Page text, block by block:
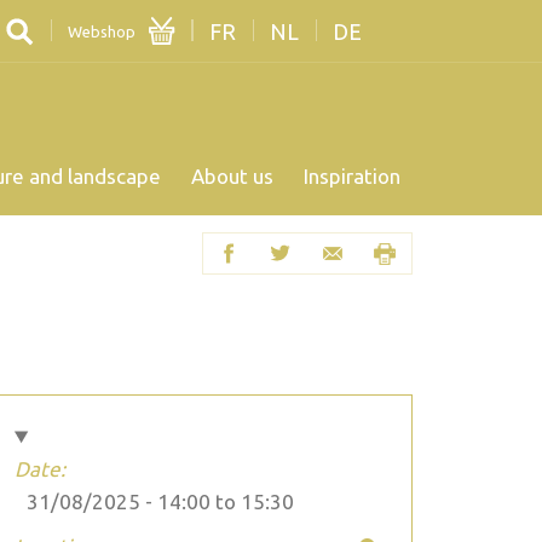
Webshop FR NL DE
and landscape About us Inspiration
Date:
31/08/2025 - 14:00 to 15:30